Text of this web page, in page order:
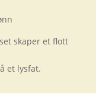
skaper et flott
et lysfat.